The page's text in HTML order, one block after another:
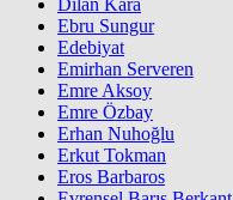
Dilan Kara
Ebru Sungur
Edebiyat
Emirhan Serveren
Emre Aksoy
Emre Özbay
Erhan Nuhoğlu
Erkut Tokman
Eros Barbaros